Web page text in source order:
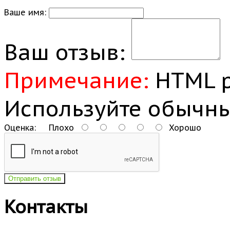
Ваше имя:
Ваш отзыв:
Примечание: HTML
Используйте
Оценка: Плохо Хорошо
Отправить отзыв
Контакты